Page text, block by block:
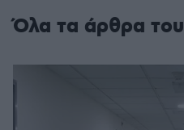
Όλα τα άρθρα